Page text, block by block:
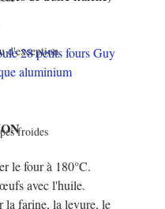
d'exception
froides
28 petits fours Guy
aluminium
le four à 180°C.
avec l'huile.
la farine, la levure, le